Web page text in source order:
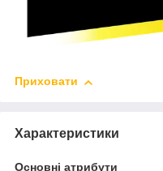
Приховати
Характеристики
Основні атрибути